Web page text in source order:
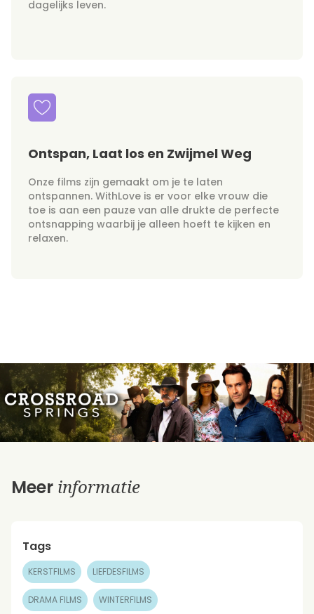
dagelijks leven.
Ontspan, Laat los en Zwijmel Weg
Onze films zijn gemaakt om je te laten
ontspannen. WithLove is er voor elke vrouw die
toe is aan een pauze van alle drukte de perfecte
ontsnapping waarbij je alleen hoeft te kijken en
relaxen.
Meer informatie
Tags
KERSTFILMS LIEFDESFILMS
DRAMA FILMS WINTERFILMS